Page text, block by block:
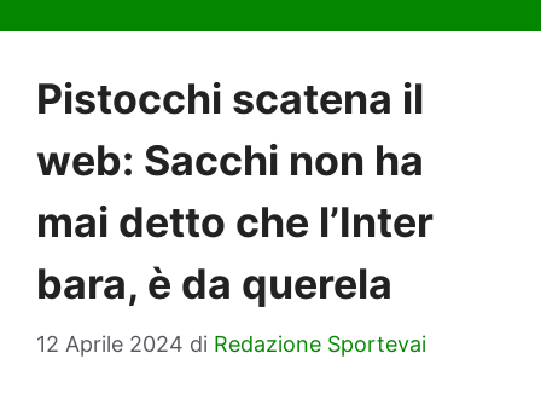
Pistocchi scatena il
web: Sacchi non ha
mai detto che l’Inter
bara, è da querela
12 Aprile 2024 di Redazione Sportevai